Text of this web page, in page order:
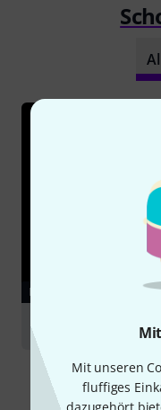
Mit unseren
fluffiges
RATGEBER